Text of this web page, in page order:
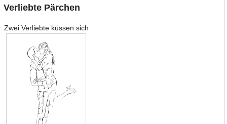
Verliebte Pärchen
Zwei Verliebte küssen sich